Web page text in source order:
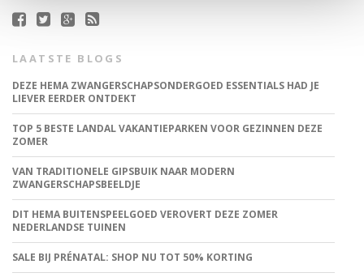
LAATSTE BLOGS
DEZE HEMA ZWANGERSCHAPSONDERGOED ESSENTIALS HAD JE
LIEVER EERDER ONTDEKT
TOP 5 BESTE LANDAL VAKANTIEPARKEN VOOR GEZINNEN DEZE
ZOMER
VAN TRADITIONELE GIPSBUIK NAAR MODERN
ZWANGERSCHAPSBEELDJE
DIT HEMA BUITENSPEELGOED VEROVERT DEZE ZOMER
NEDERLANDSE TUINEN
SALE BIJ PRÉNATAL: SHOP NU TOT 50% KORTING